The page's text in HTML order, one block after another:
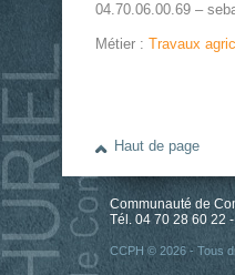
04.70.06.00.69 –
Métier : Travaux
Haut de page
Communauté de
Tél. 04 70 28 60 22
CCPH © 2026 - Tous